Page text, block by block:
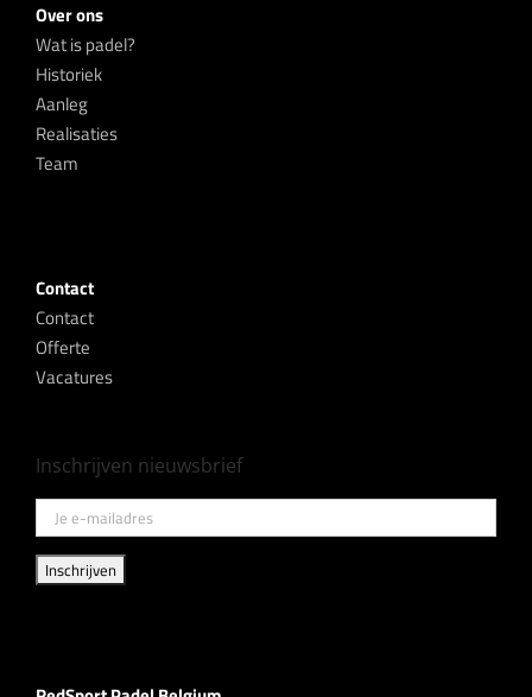
Over ons
Wat is padel?
Historiek
Aanleg
Realisaties
Team
Contact
Contact
Offerte
Vacatures
Inschrijven nieuwsbrief